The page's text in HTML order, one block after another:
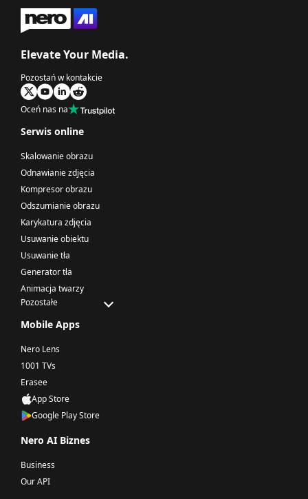
Elevate Your Media.
Pozostań w kontakcie
Oceń nas na
Serwis online
Skalowanie obrazu
Odnawianie zdjęcia
Kompresor obrazu
Odszumianie obrazu
Karykatura zdjęcia
Usuwanie obiektu
Usuwanie tła
Generator tła
Animacja twarzy
Pozostałe
Mobile Apps
Nero Lens
1001 TVs
Erasee
App Store
Google Play Store
Nero AI Biznes
Business
Our API